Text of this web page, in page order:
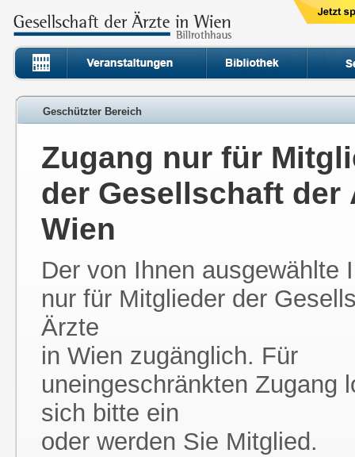
Geschützter Bereich
Zugang nur für
der Gesellschaft der
Wien
Der von Ihnen ausgewählte
nur für Mitglieder der
Ärzte
in Wien zugänglich. Für
uneingeschränkten Zugang
sich bitte ein
oder werden Sie Mitglied.